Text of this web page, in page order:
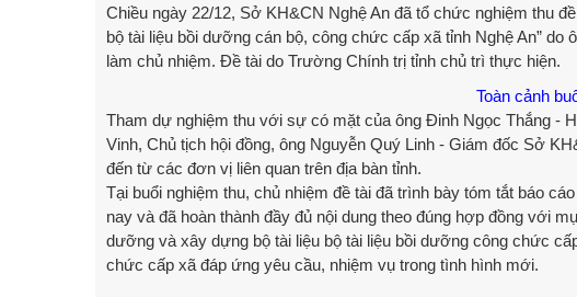
Chiều ngày 22/12, Sở KH&CN Nghệ An đã tổ chức nghiệm thu
bộ tài liệu bồi dưỡng cán bộ, công chức cấp xã tỉnh Nghệ An”
làm chủ nhiệm. Đề tài do Trường Chính trị tỉnh chủ trì thực hiện.
Toàn cảnh
Tham dự nghiệm thu với sự có mặt của ông Đinh Ngọc Thắng -
Vinh, Chủ tịch hội đồng, ông Nguyễn Quý Linh - Giám đốc Sở
đến từ các đơn vị liên quan trên địa bàn tỉnh.
Tại buổi nghiệm thu, chủ nhiệm đề tài đã trình bày tóm tắt báo
nay và đã hoàn thành đầy đủ nội dung theo đúng hợp đồng với
dưỡng và xây dựng bộ tài liệu bộ tài liệu bồi dưỡng công chức
chức cấp xã đáp ứng yêu cầu, nhiệm vụ trong tình hình mới.